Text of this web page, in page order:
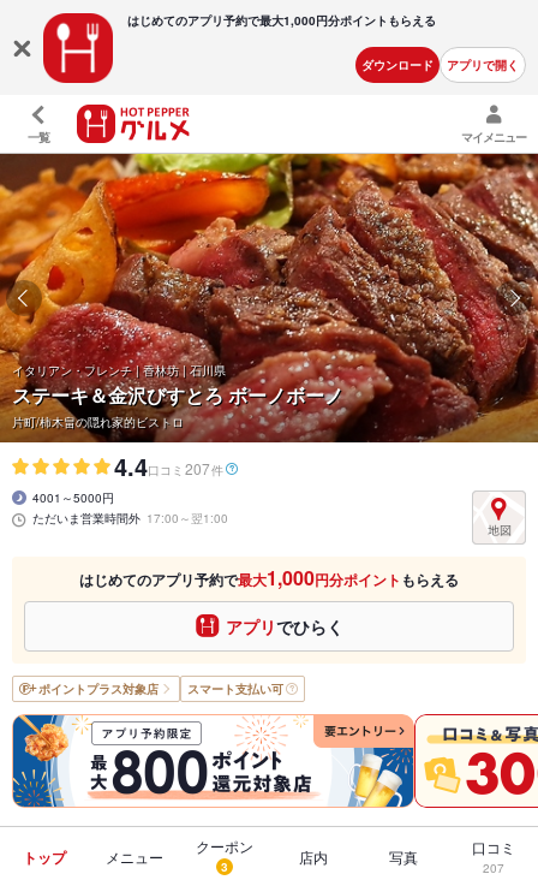
はじめてのアプリ予約で最大1,000円分ポイントもらえる
ダウンロード アプリで開く
一覧 マイメニュー
イタリアン・フレンチ | 香林坊 | 石川県
ステーキ＆金沢びすとろ ボーノボーノ
片町/柿木畠の隠れ家的ビストロ
4.4口コミ 207件
4001～5000円
ただいま営業時間外 17:00～翌1:00
はじめてのアプリ予約で最大1,000円分ポイント もらえる
アプリでひらく
ポイントプラス対象店 スマート支払い可
トップ メニュー
クーポン
3 店内 写真 口コミ
207